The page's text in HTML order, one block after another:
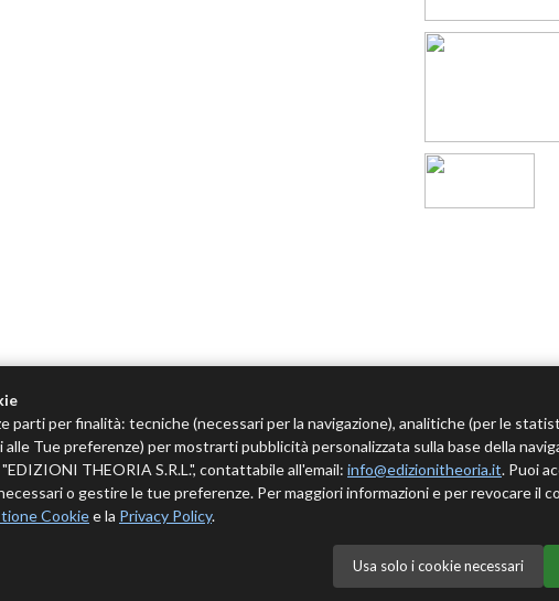
parti per finalità: tecniche (necessari per la navigazione), analitiche (per le
Tue preferenze) per mostrarti pubblicità personalizzata sulla base della
THEORIA S.R.L.", contattabile all'email: info@edizionitheoria.it. Puoi
o gestire le tue preferenze. Per maggiori informazioni e per revocare il
Cookiee la Privacy Policy.
Usa solo i cookie necessari